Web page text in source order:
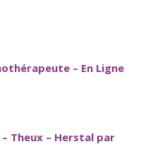
– En Ligne
Theux – Herstal par